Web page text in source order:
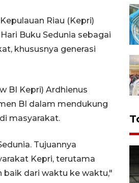
Riau (Kepri)
Buku Sedunia sebagai
khususnya generasi
BI Kepri) Ardhienus
BI dalam mendukung
masyarakat.
Tujuannya
Kepri, terutama
baik dari waktu ke waktu,"